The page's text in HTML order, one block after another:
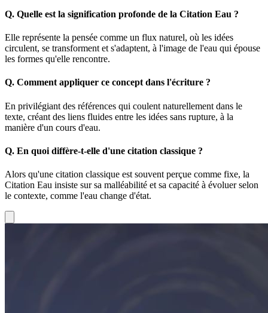
Q. Quelle est la signification profonde de la Citation Eau ?
Elle représente la pensée comme un flux naturel, où les idées
circulent, se transforment et s'adaptent, à l'image de l'eau qui épouse
les formes qu'elle rencontre.
Q. Comment appliquer ce concept dans l'écriture ?
En privilégiant des références qui coulent naturellement dans le
texte, créant des liens fluides entre les idées sans rupture, à la
manière d'un cours d'eau.
Q. En quoi diffère-t-elle d'une citation classique ?
Alors qu'une citation classique est souvent perçue comme fixe, la
Citation Eau insiste sur sa malléabilité et sa capacité à évoluer selon
le contexte, comme l'eau change d'état.